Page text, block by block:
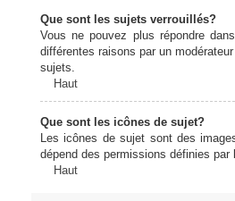
Que sont les sujets verrouillés?
Vous ne pouvez plus répondre
différentes raisons par un
sujets.
Haut
Que sont les icônes de sujet?
Les icônes de sujet sont des
dépend des permissions définies par
Haut